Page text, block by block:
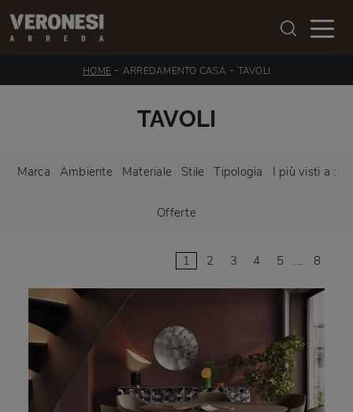
HOME - ARREDAMENTO CASA - TAVOLI
TAVOLI
Marca Ambiente Materiale Stile Tipologia I più visti a :
Offerte
1 2 3 4 5 .... 8